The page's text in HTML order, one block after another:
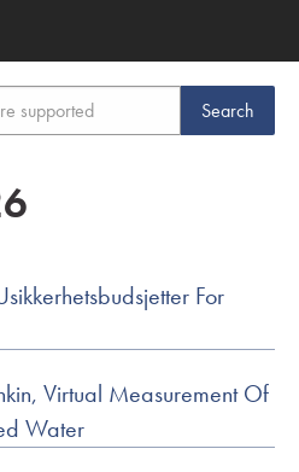
For
Virtual Measurement Of
Water